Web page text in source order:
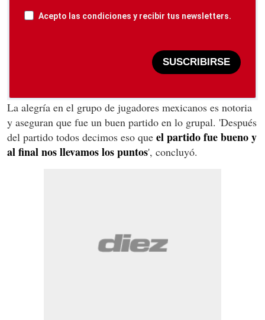
Acepto las condiciones y recibir tus newsletters.
SUSCRIBIRSE
La alegría en el grupo de jugadores mexicanos es notoria
y aseguran que fue un buen partido en lo grupal. 'Después
del partido todos decimos eso que el partido fue bueno y
al final nos llevamos los puntos', concluyó.